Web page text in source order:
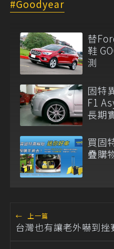
Goodyear
替
鞋
測
固特
F1
長期
買固特異
疊購
← 上一篇
台灣也有讓老外嚇到挫